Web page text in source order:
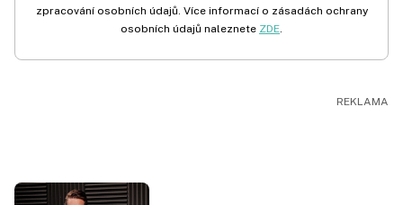
zpracování osobních údajů. Více informací o zásadách ochrany
osobních údajů naleznete ZDE.